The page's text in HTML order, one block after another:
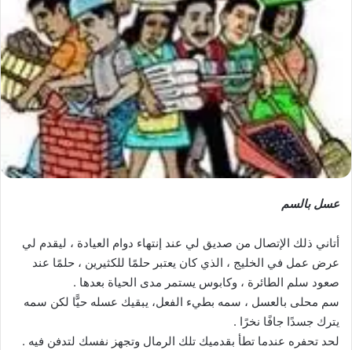
عسل بالسم
أتاني ذلك الإتصال من صديق لي عند إنتهاء دوام العيادة ، ليقدم لي
عرض عمل في الخليج ، الذي كان يعتبر حلمًا للكثيرين ، حلمًا عند
صعود سلم الطائرة ، وكابوس يستمر مدى الحياة بعدها .
سم محلى بالعسل ، سمه بطيء الفعل، يبقيك عسله حيًّا لكن سمه
يترك جسدًا جافًا نخرًا .
لحد تحفره عندما تطأ بقدميك تلك الرمال وتجهز نفسك لتدفن فيه .